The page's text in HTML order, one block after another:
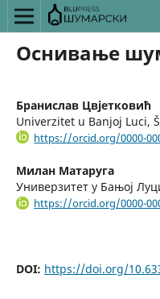
Оснивање
Бранислав Цвјетковић
Univerzitet u Banjoj Luci,
https://orcid.org/0000-
Милан Матаруга
Универзитет у Бањој
https://orcid.org/0000-
DOI: https://doi.org/